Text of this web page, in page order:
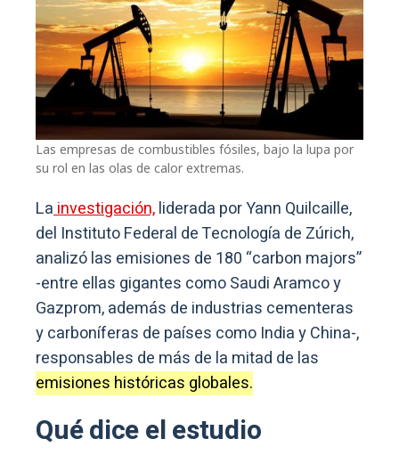
Las empresas de combustibles fósiles, bajo la lupa por
su rol en las olas de calor extremas.
Lainvestigación,liderada por Yann Quilcaille,
del Instituto Federal de Tecnología de Zúrich,
analizó las emisiones de 180 “carbon majors”
-entre ellas gigantes como Saudi Aramco y
Gazprom, además de industrias cementeras
y carboníferas de países como India y China-,
responsables de más de la mitad de las
emisiones históricas globales.
Qué dice el estudio